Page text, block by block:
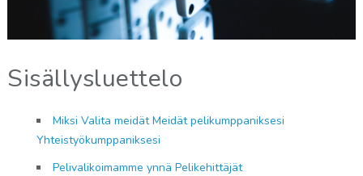
Sisällysluettelo
Miksi Valita meidät Meidät pelikumppaniksesi
Yhteistyökumppaniksesi
Pelivalikoimamme ynnä Pelikehittäjät